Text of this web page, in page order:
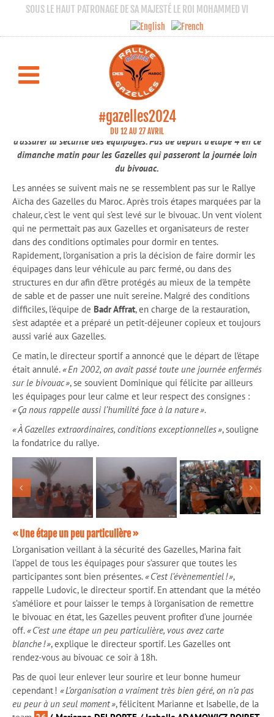
SOUS LE HAUT PATRONAGE DE SA MAJESTÉ LE ROI MOHAMMED VI
#gazelles2024
DU 12 AU 27 AVRIL
« À Gazelles extraordinaires, conditions
exceptionnelles »
RALLYE AÏCHA DES GAZELLES 2024
Étape 4
Le vent a contraint l’organisation à prendre des décisions afin
d’assurer la sécurité des équipages. Pas de départ d’étape 4 en ce
dimanche matin pour les Gazelles qui passeront la journée loin
du bivouac.
Les années se suivent mais ne se ressemblent pas sur le Rallye
Aïcha des Gazelles du Maroc. Après trois étapes marquées par la
chaleur, c’est le vent qui s’est levé sur le bivouac. Un vent violent
qui ne permettait pas aux Gazelles et organisateurs de rester
dans des conditions optimales pour dormir en tentes.
Rapidement, l’organisation a pris la décision de faire dormir les
équipages dans leur véhicule au parc fermé, ou dans des
structures en dur afin d’être protégés au mieux de la tempête
de sable et de passer une nuit sereine. Malgré des conditions
difficiles, l’équipe de Badr Affrat, en charge de la restauration,
s’est adaptée et a préparé un petit-déjeuner copieux et toujours
aussi varié aux Gazelles.
Ce matin, le directeur sportif a annoncé que le départ de l’étape
était annulé.« En 2002, on avait passé toute une journée enfermés
sur le bivouac », se souvient Dominique qui félicite par ailleurs
les équipages pour leur calme et leur respect des consignes :
« Ça nous rappelle aussi l’humilité face à la nature ».
« À Gazelles extraordinaires, conditions exceptionnelles », souligne
la fondatrice du rallye.
« Une étape un peu particulière »
L’organisation veillant à la sécurité des Gazelles, Marina fait
l’appel de tous les équipages pour s’assurer que toutes les
participantes sont bien présentes.« C’est l’évènementiel ! »,
rappelle Ludovic, le directeur sportif. En attendant que la météo
s’améliore et pour laisser le temps à l’organisation de remettre
le bivouac en état, les Gazelles peuvent profiter d’une journée
off.« C’est une étape un peu particulière, vous avez carte
blanche ! », explique le directeur sportif. Les Gazelles ont
rendez-vous au bivouac ce soir à 18h.
Pas de quoi leur enlever leur sourire et leur bonne humeur
cependant ! « L’organisation a vraiment très bien géré, on n’a pas
eu peur à un seul moment », félicitent Marianne et Isabelle, de la